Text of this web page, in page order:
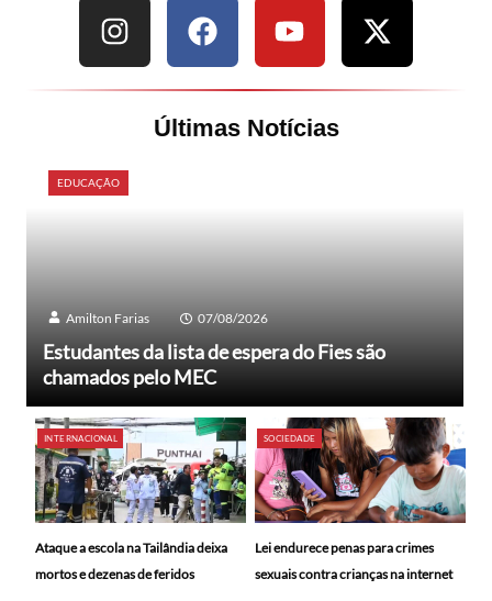
Últimas Notícias
EDUCAÇÃO
Amilton Farias 07/08/2026
Estudantes da lista de espera do Fies são
chamados pelo MEC
INTERNACIONAL
Ataque a escola na Tailândia deixa
mortos e dezenas de feridos
SOCIEDADE
Lei endurece penas para crimes
sexuais contra crianças na internet